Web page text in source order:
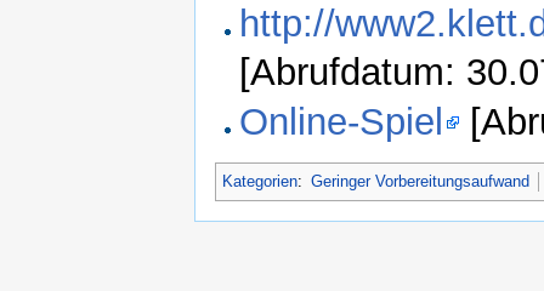
http://
[Abrufdatum:
Online-Spiel
Kategorien: Geringer Vorbereitungsaufwand